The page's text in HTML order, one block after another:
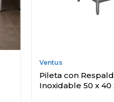
Ventus
Pileta con
Inoxidable 50 x 40